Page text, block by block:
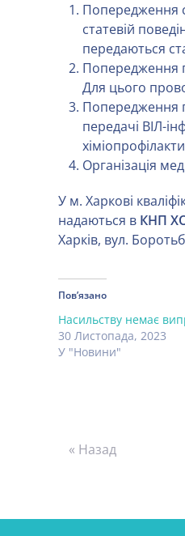
Попередження
статевій
передаються
Попередження
Для цього
Попередження
передачі ВІЛ-
Організація
У м. Харкові
надаються в КНП
Харків, вул.
Пов’язано
Насильству немає
30 Листопада, 2023
У "Новини"
« Назад